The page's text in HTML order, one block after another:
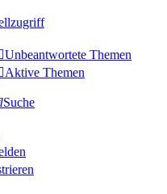
Unbeantwortete Themen
Aktive Themen
Suche